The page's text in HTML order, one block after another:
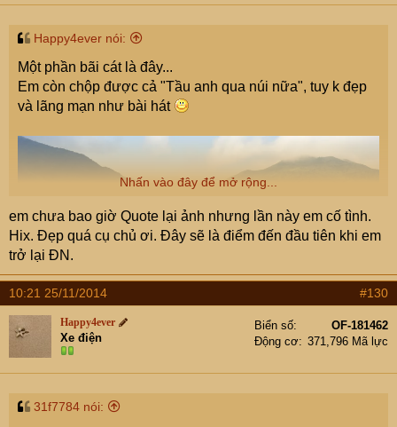
Happy4ever nói:
Một phần bãi cát là đây...
Em còn chộp được cả "Tầu anh qua núi nữa", tuy k đẹp
và lãng mạn như bài hát
Nhấn vào đây để mở rộng...
em chưa bao giờ Quote lại ảnh nhưng lần này em cố tình.
Hix. Đẹp quá cụ chủ ơi. Đây sẽ là điểm đến đầu tiên khi em
trở lại ĐN.
10:21 25/11/2014 #130
Happy4ever
Xe điện
Biển số
OF-181462
Động cơ
371,796 Mã lực
31f7784 nói: